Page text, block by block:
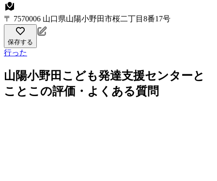
〒 7570006 山口県山陽小野田市桜二丁目8番17号
保存する
行った
山陽小野田こども発達支援センターと
ことこの評価・よくある質問